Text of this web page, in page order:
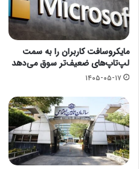
مایکروسافت کاربران را به سمت
لپ‌تاپ‌های ضعیف‌تر سوق می‌دهد
۱۴۰۵-۰۵-۱۷